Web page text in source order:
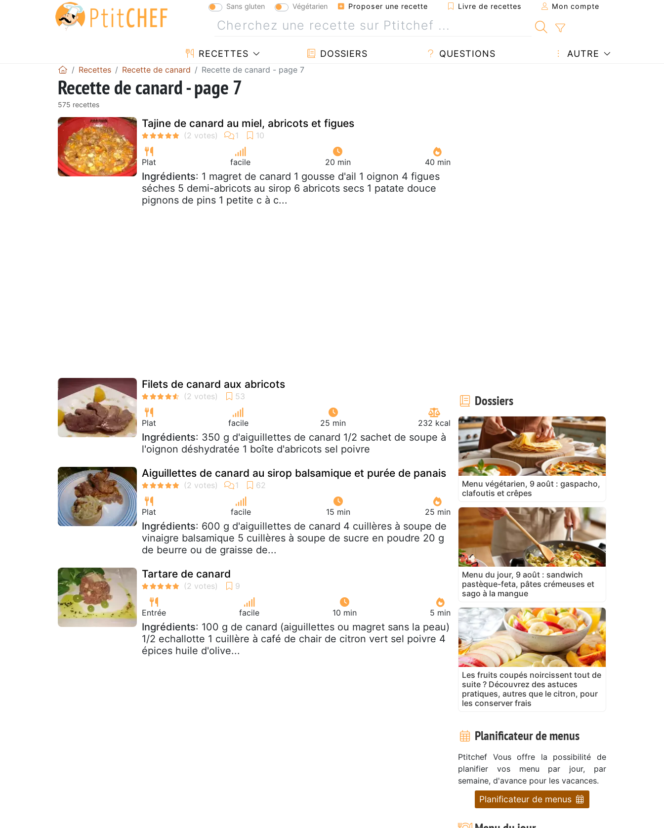
Sans gluten Végétarien Proposer une recette Livre de recettes Mon compte
RECETTES DOSSIERS QUESTIONS AUTRE
Recettes Recette de canard Recette de canard - page 7
Recette de canard - page 7
575 recettes
Tajine de canard au miel, abricots et figues
Plat facile 20 min 40 min
Ingrédients: 1 magret de canard 1 gousse d'ail 1 oignon 4 figues
séches 5 demi-abricots au sirop 6 abricots secs 1 patate douce
pignons de pins 1 petite c à c...
Filets de canard aux abricots
Plat facile 25 min 232 kcal
Ingrédients: 350 g d'aiguillettes de canard 1/2 sachet de soupe à
l'oignon déshydratée 1 boîte d'abricots sel poivre
Aiguillettes de canard au sirop balsamique et purée de panais
Plat facile 15 min 25 min
Ingrédients: 600 g d'aiguillettes de canard 4 cuillères à soupe de
vinaigre balsamique 5 cuillères à soupe de sucre en poudre 20 g
de beurre ou de graisse de...
Tartare de canard
Entrée facile 10 min 5 min
Ingrédients: 100 g de canard (aiguillettes ou magret sans la peau)
1/2 echallotte 1 cuillère à café de chair de citron vert sel poivre 4
épices huile d'olive...
Dossiers
Menu végétarien, 9 août : gaspacho,
clafoutis et crêpes
Menu du jour, 9 août : sandwich
pastèque-feta, pâtes crémeuses et
sago à la mangue
Les fruits coupés noircissent tout de
suite ? Découvrez des astuces
pratiques, autres que le citron, pour
les conserver frais
Planificateur de menus
Ptitchef Vous offre la possibilité de
planifier vos menu par jour, par
semaine, d'avance pour les vacances.
Planificateur de menus